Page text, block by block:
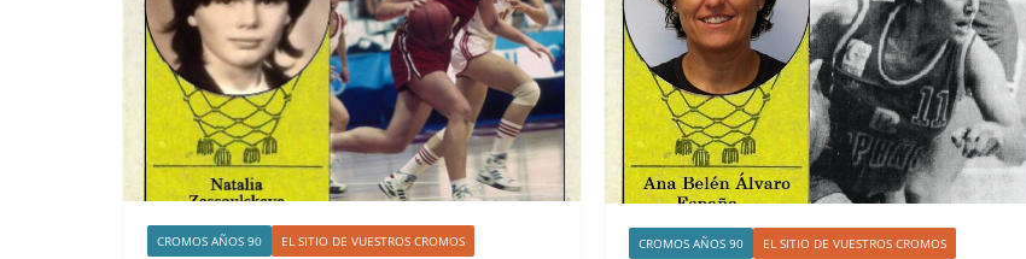
CROMOS AÑOS 90 EL SITIO DE VUESTROS CROMOS CROMOS AÑOS 90 EL SITIO DE VUESTROS CROMOS